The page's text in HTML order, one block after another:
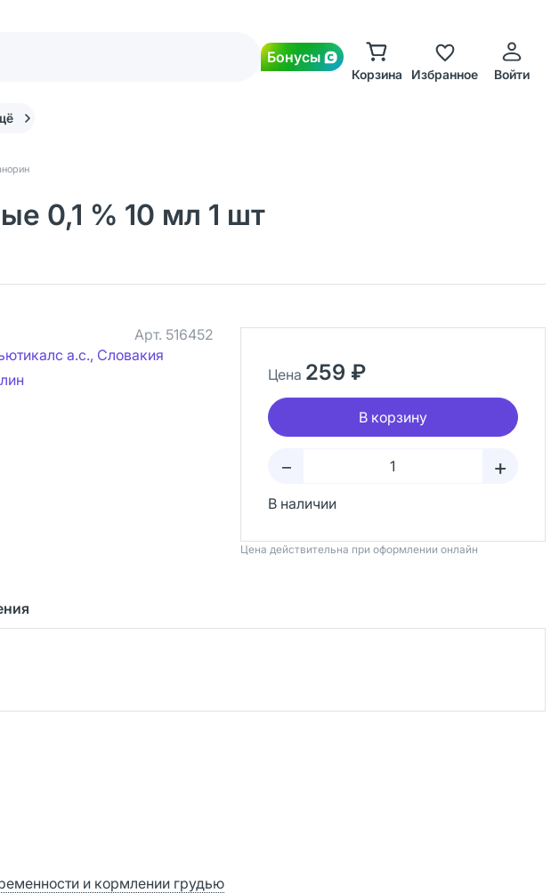
Бонусы
Корзина Избранное Войти
0,1 % 10 мл 1 шт
Арт. 516452
а.с., Словакия
Цена 259 ₽
В корзину
– +
В наличии
Цена действительна при оформлении онлайн
и кормлении грудью